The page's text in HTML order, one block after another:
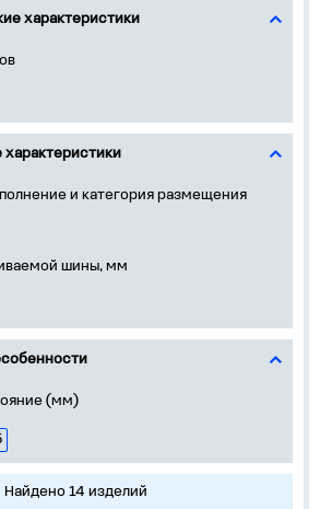
характеристики
характеристики
и категория размещения
шины, мм
(мм)
Найдено 14 изделий